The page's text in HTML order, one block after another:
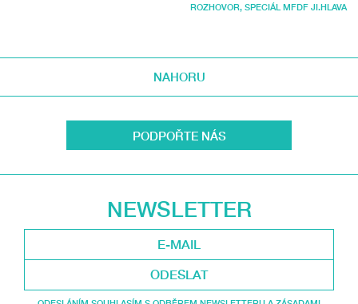
ROZHOVOR, SPECIÁL MFDF JI.HLAVA
NAHORU
PODPOŘTE NÁS
NEWSLETTER
ODESLAT